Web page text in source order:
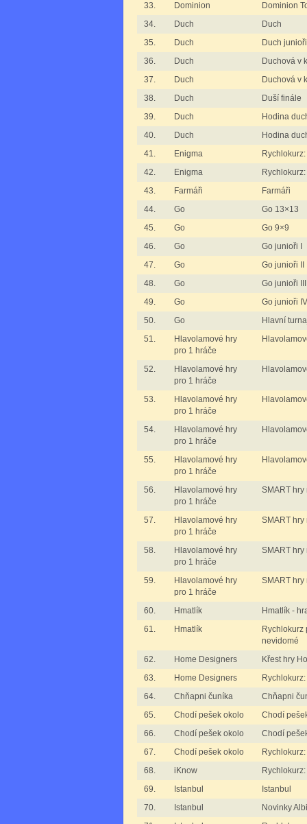
33.
Dominion
Dominion
34.
Duch
Duch
35.
Duch
Duch junioři
36.
Duch
Duchová v
37.
Duch
Duchová v
38.
Duch
Duší finále
39.
Duch
Hodina
40.
Duch
Hodina
41.
Enigma
42.
Enigma
43.
Farmáři
Farmáři
44.
Go
Go 13×13
45.
Go
Go 9×9
46.
Go
Go junioři I
47.
Go
Go junioři II
48.
Go
Go junioři III
49.
Go
Go junioři IV
50.
Go
Hlavní
51.
Hlavolamové hry
pro 1 hráče
52.
Hlavolamové hry
pro 1 hráče
53.
Hlavolamové hry
pro 1 hráče
54.
Hlavolamové hry
pro 1 hráče
55.
Hlavolamové hry
pro 1 hráče
56.
Hlavolamové hry
pro 1 hráče
SMART
57.
Hlavolamové hry
pro 1 hráče
SMART
58.
Hlavolamové hry
pro 1 hráče
SMART
59.
Hlavolamové hry
pro 1 hráče
SMART
60. Hmatlík
Hmatlík -
61.
Hmatlík
Rychlokurz
nevidomé
62.
Home Designers
Křest hry
63.
Home Designers
64.
Chňapni čuníka
Chňapni
65.
Chodí pešek okolo
Chodí
66.
Chodí pešek okolo
Chodí
67.
Chodí pešek okolo
68.
iKnow
69.
Istanbul
Istanbul
70.
Istanbul
Novinky